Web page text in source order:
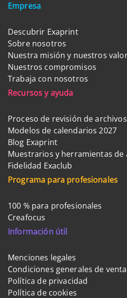
Empresa
Descubrir Exaprint
Sobre nosotros
Nuestra misión y nuestros
Nuestros compromisos
Trabaja con nosotros
Recursos y ayuda
Proceso de revisión de archivos
Modelos de calendarios 2027
Blog Exaprint
Muestrarios y herramientas de
Fidelidad Exaclub
Programa para profesionales
100 % para profesionales
Creafocus
Información útil
Menciones legales
Condiciones generales de venta
Política de privacidad
Política de cookies